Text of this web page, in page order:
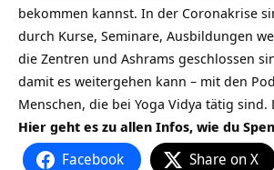
bekommen kannst. In der Coronakrise
durch Kurse, Seminare, Ausbildungen
die Zentren und Ashrams geschlossen
damit es weitergehen kann – mit den
Menschen, die bei Yoga Vidya tätig sind.
Hier geht es zu allen Infos, wie du
Facebook Share on X